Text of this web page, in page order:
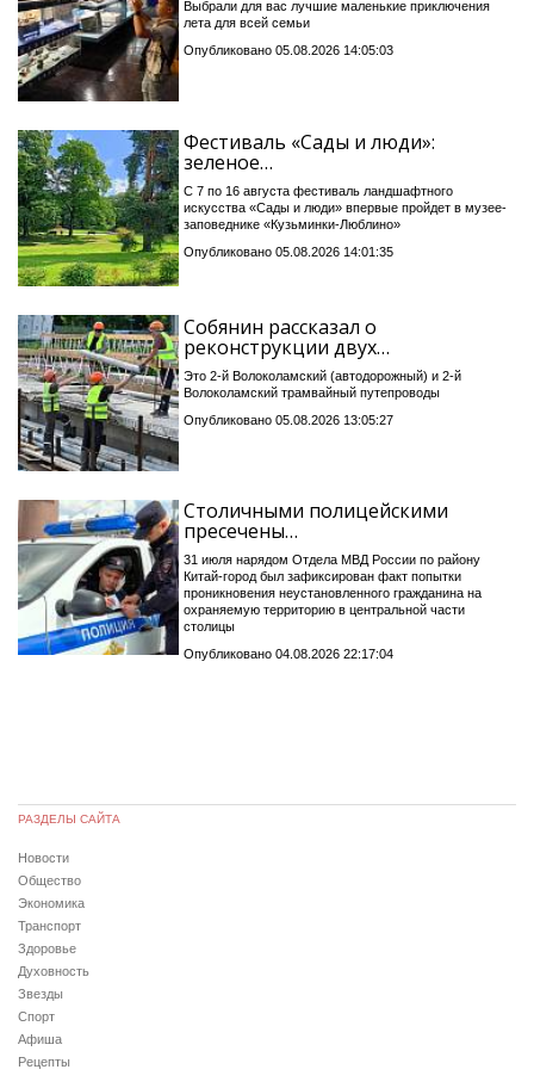
Выбрали для вас лучшие маленькие приключения
лета для всей семьи
Опубликовано 05.08.2026 14:05:03
Фестиваль «Сады и люди»:
зеленое…
С 7 по 16 августа фестиваль ландшафтного
искусства «Сады и люди» впервые пройдет в музее-
заповеднике «Кузьминки-Люблино»
Опубликовано 05.08.2026 14:01:35
Собянин рассказал о
реконструкции двух…
Это 2-й Волоколамский (автодорожный) и 2-й
Волоколамский трамвайный путепроводы
Опубликовано 05.08.2026 13:05:27
Столичными полицейскими
пресечены…
31 июля нарядом Отдела МВД России по району
Китай-город был зафиксирован факт попытки
проникновения неустановленного гражданина на
охраняемую территорию в центральной части
столицы
Опубликовано 04.08.2026 22:17:04
РАЗДЕЛЫ САЙТА
Новости
Общество
Экономика
Транспорт
Здоровье
Духовность
Звезды
Спорт
Афиша
Рецепты